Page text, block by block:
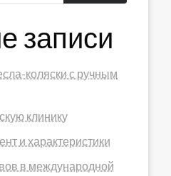
записи
коляски с ручным
клинику
и характеристики
в международной